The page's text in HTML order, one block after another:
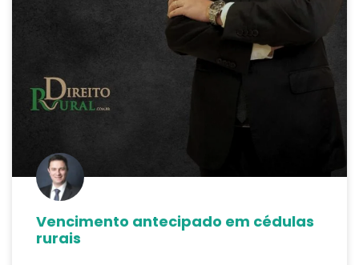
Vencimento antecipado em cédulas
rurais